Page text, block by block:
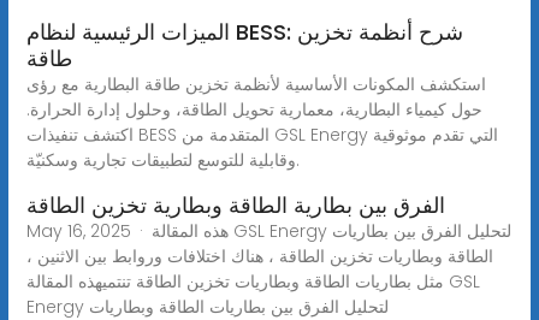
الميزات الرئيسية لنظام BESS: شرح أنظمة تخزين
طاقة
استكشف المكونات الأساسية لأنظمة تخزين طاقة البطارية مع رؤى
حول كيمياء البطارية، معمارية تحويل الطاقة، وحلول إدارة الحرارة.
اكتشف تنفيذات BESS المتقدمة من GSL Energy التي تقدم موثوقية
وقابلية للتوسع لتطبيقات تجارية وسكنيّة.
الفرق بين بطارية الطاقة وبطارية تخزين الطاقة
May 16, 2025 · هذه المقالة GSL Energy لتحليل الفرق بين بطاريات
الطاقة وبطاريات تخزين الطاقة ، هناك اختلافات وروابط بين الاثنين ،
مثل بطاريات الطاقة وبطاريات تخزين الطاقة تنتميهذه المقالة GSL
Energy لتحليل الفرق بين بطاريات الطاقة وبطاريات